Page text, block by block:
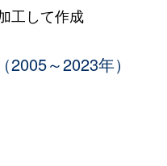
築13年
築17年 3ＬＤＫ
工して作成
～2023年）